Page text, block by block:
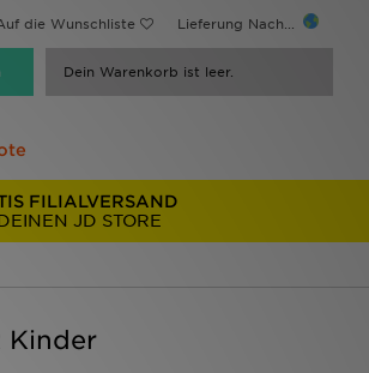
die Wunschliste Lieferung Nach...
Dein Warenkorb ist leer.
FILIALVERSAND
JD STORE
Kinder